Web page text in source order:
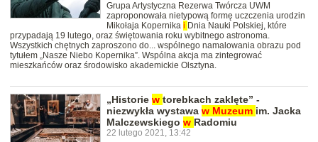
Grupa Artystyczna Rezerwa Twórcza UWM
zaproponowała nietypową formę uczczenia urodzin
Mikołaja Kopernika i Dnia Nauki Polskiej, które
przypadają 19 lutego, oraz świętowania roku wybitnego astronoma.
Wszystkich chętnych zaproszono do... wspólnego namalowania obrazu pod
tytułem „Nasze Niebo Kopernika”. Wspólna akcja ma zintegrować
mieszkańców oraz środowisko akademickie Olsztyna.
„Historie w torebkach zaklęte” -
niezwykła wystawa w Muzeum im. Jacka
Malczewskiego w Radomiu
22 lutego 2021, 13:42